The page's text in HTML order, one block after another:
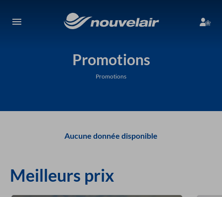
Promotions
Promotions
Aucune donnée disponible
Meilleurs prix